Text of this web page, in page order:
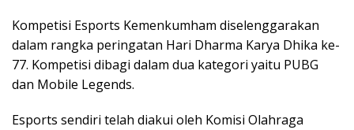
Kompetisi Esports Kemenkumham diselenggarakan
dalam rangka peringatan Hari Dharma Karya Dhika ke-
77. Kompetisi dibagi dalam dua kategori yaitu PUBG
dan Mobile Legends.
Esports sendiri telah diakui oleh Komisi Olahraga